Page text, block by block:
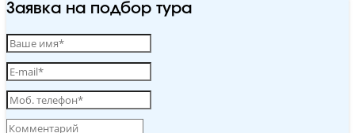
Заявка на подбор тура